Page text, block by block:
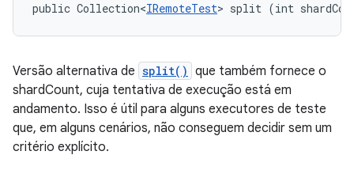
public Collection<IRemoteTest> split (int
Versão alternativa de split() que também fornece o
shardCount, cuja tentativa de execução está em
andamento. Isso é útil para alguns executores de teste
que, em alguns cenários, não conseguem decidir sem um
critério explícito.